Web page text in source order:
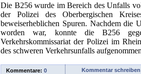
Die B256 wurde im Bereich des Unfalls
der Polizei des Oberbergischen
beweiserheblichen Spuren. Nachdem die
worden war, konnte die B256
Verkehrskommissariat der Polizei im
des schweren Verkehrsunfalls
Kommentare: 0 Kommentar schreiben